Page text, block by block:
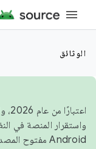
الوثائق
واستقرار المنصة في